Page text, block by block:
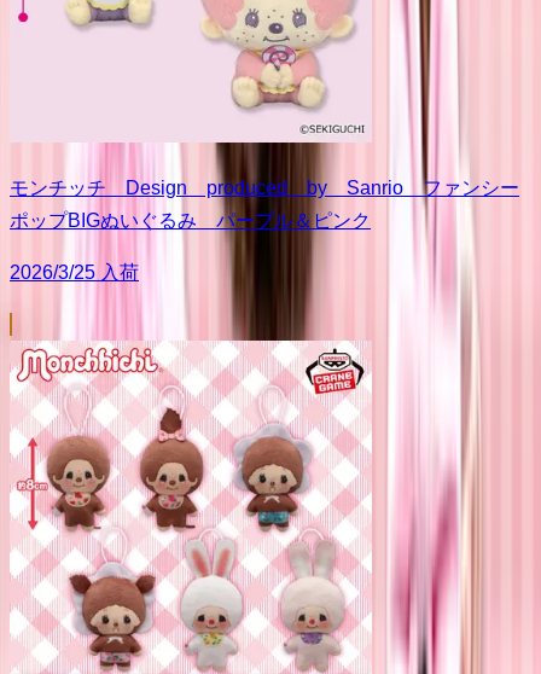
モンチッチ Design produced by Sanrio ファンシー
ポップBIGぬいぐるみ パープル＆ピンク
2026/3/25 入荷